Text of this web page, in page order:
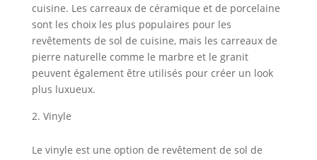
cuisine. Les carreaux de céramique et de porcelaine
sont les choix les plus populaires pour les
revêtements de sol de cuisine, mais les carreaux de
pierre naturelle comme le marbre et le granit
peuvent également être utilisés pour créer un look
plus luxueux.
Vinyle
Le vinyle est une option de revêtement de sol de